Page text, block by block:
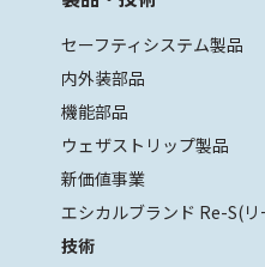
セーフティシステム製品
内外装部品
機能部品
ウェザストリップ製品
新価値事業
エシカルブランド Re-S(リ
技術